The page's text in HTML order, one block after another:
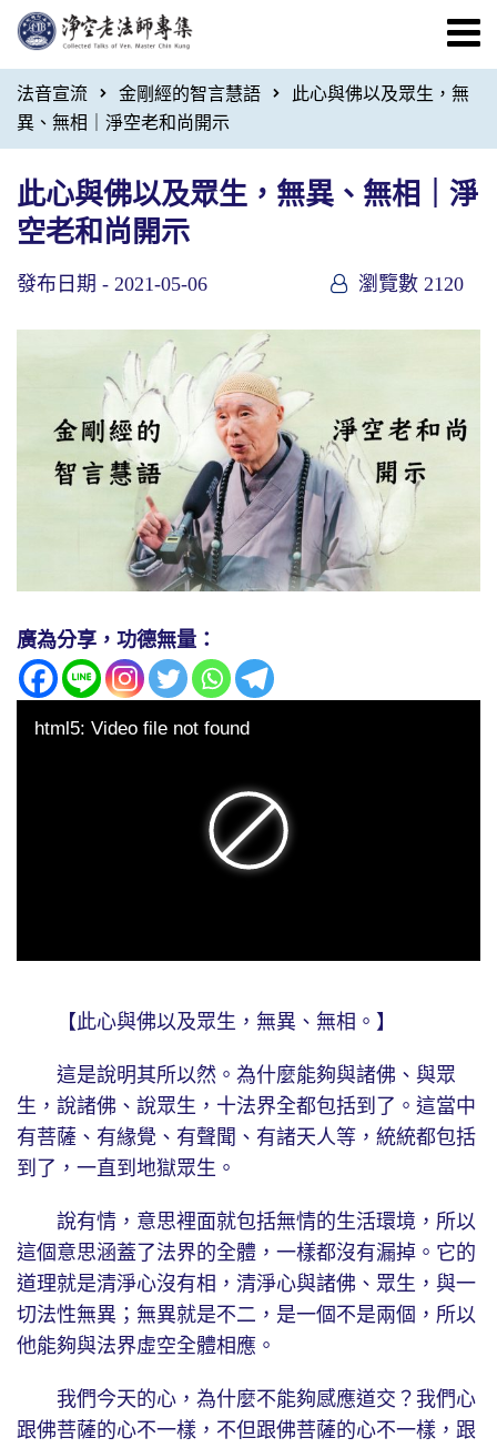
法音宣流 金剛經的智言慧語
此心與佛以及眾生，無
異、無相｜淨空老和尚開示
此心與佛以及眾生，無異、無相｜淨
空老和尚開示
發布日期 - 2021-05-06 瀏覽數 2120
廣為分享，功德無量：
html5: Video file not found
【此心與佛以及眾生，無異、無相。】
這是說明其所以然。為什麼能夠與諸佛、與眾
生，說諸佛、說眾生，十法界全都包括到了。這當中
有菩薩、有緣覺、有聲聞、有諸天人等，統統都包括
到了，一直到地獄眾生。
說有情，意思裡面就包括無情的生活環境，所以
這個意思涵蓋了法界的全體，一樣都沒有漏掉。它的
道理就是清淨心沒有相，清淨心與諸佛、眾生，與一
切法性無異；無異就是不二，是一個不是兩個，所以
他能夠與法界虛空全體相應。
我們今天的心，為什麼不能夠感應道交？我們心
跟佛菩薩的心不一樣，不但跟佛菩薩的心不一樣，跟